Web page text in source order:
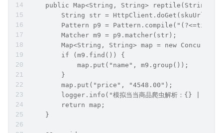
public Map<String, String> reptile(String
        String str = HttpClient.doGet(skuUrl);
Pattern p9 =
        Matcher m9 = p9.matcher(str);
Map<String, String> map = new
        if (m9.find()) {
            map.put("name", m9.group());
        }
        map.put("price", "4548.00");
logger.info("模拟当当商品爬虫解析：{} |
        return map;
    }